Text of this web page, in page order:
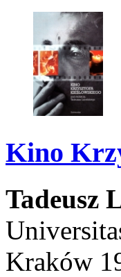
Kino
Tadeusz
Kraków